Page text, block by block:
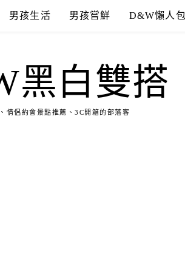
男孩生活 男孩嘗鮮 D&W懶人
黑白雙搭
情侶約會景點推薦、3C開箱的部落客